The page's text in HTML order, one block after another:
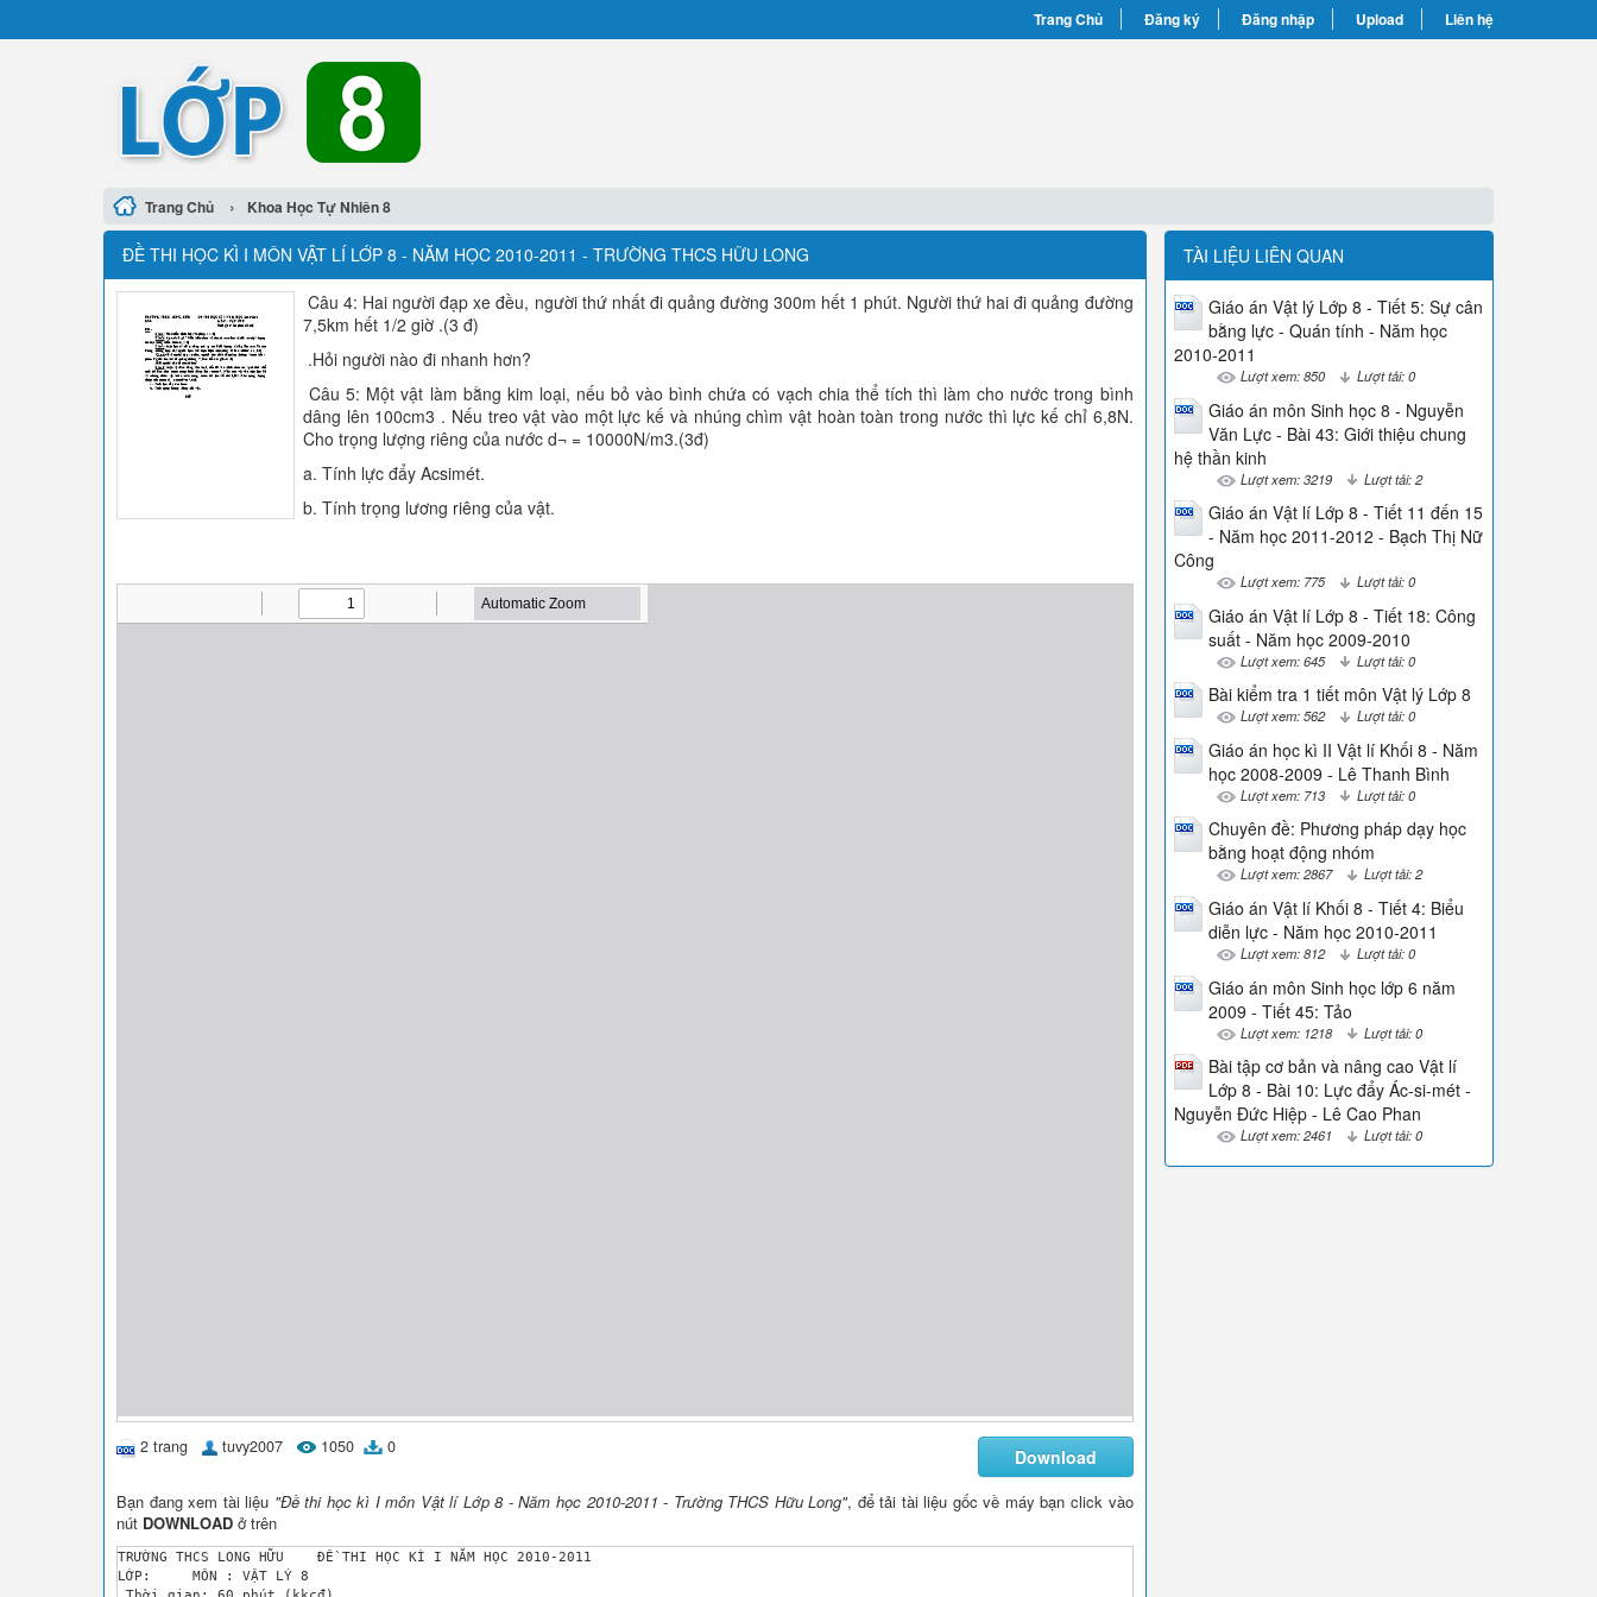
Trang Chủ Đăng ký Đăng nhập Upload Liên hệ
Trang Chủ › Khoa Học Tự Nhiên 8
ĐỀ THI HỌC KÌ I MÔN VẬT LÍ LỚP 8 - NĂM HỌC 2010-2011 - TRƯỜNG THCS HỮU LONG
Câu 4: Hai người đạp xe đều, người thứ nhất đi quảng đường 300m hết 1 phút. Người thứ hai đi quảng đường
7,5km hết 1/2 giờ .(3 đ)
.Hỏi người nào đi nhanh hơn?
Câu 5: Một vật làm bằng kim loại, nếu bỏ vào bình chứa có vạch chia thể tích thì làm cho nước trong bình
dâng lên 100cm3 . Nếu treo vật vào một lực kế và nhúng chìm vật hoàn toàn trong nước thì lực kế chỉ 6,8N.
Cho trọng lượng riêng của nước d¬ = 10000N/m3.(3đ)
a. Tính lực đẩy Acsimét.
b. Tính trọng lương riêng của vật.
2 trang tuvy2007 1050 0 Download
Bạn đang xem tài liệu "Đề thi học kì I môn Vật lí Lớp 8 - Năm học 2010-2011 - Trường THCS Hữu Long", để tải tài liệu gốc về máy bạn click vào
nút DOWNLOAD ở trên
TRƯỜNG THCS LONG HỮU 	ĐỀ THI HỌC KÌ I NĂM HỌC 2010-2011
LỚP:	 MÔN : VẬT LÝ 8
TÀI LIỆU LIÊN QUAN
Giáo án Vật lý Lớp 8 - Tiết 5: Sự cân
bằng lực - Quán tính - Năm học
2010-2011
Lượt xem: 850 Lượt tải: 0
Giáo án môn Sinh học 8 - Nguyễn
Văn Lực - Bài 43: Giới thiệu chung
hệ thần kinh
Lượt xem: 3219 Lượt tải: 2
Giáo án Vật lí Lớp 8 - Tiết 11 đến 15
- Năm học 2011-2012 - Bạch Thị Nữ
Công
Lượt xem: 775 Lượt tải: 0
Giáo án Vật lí Lớp 8 - Tiết 18: Công
suất - Năm học 2009-2010
Lượt xem: 645 Lượt tải: 0
Bài kiểm tra 1 tiết môn Vật lý Lớp 8
Lượt xem: 562 Lượt tải: 0
Giáo án học kì II Vật lí Khối 8 - Năm
học 2008-2009 - Lê Thanh Bình
Lượt xem: 713 Lượt tải: 0
Chuyên đề: Phương pháp dạy học
bằng hoạt động nhóm
Lượt xem: 2867 Lượt tải: 2
Giáo án Vật lí Khối 8 - Tiết 4: Biểu
diễn lực - Năm học 2010-2011
Lượt xem: 812 Lượt tải: 0
Giáo án môn Sinh học lớp 6 năm
2009 - Tiết 45: Tảo
Lượt xem: 1218 Lượt tải: 0
Bài tập cơ bản và nâng cao Vật lí
Lớp 8 - Bài 10: Lực đẩy Ác-si-mét -
Nguyễn Đức Hiệp - Lê Cao Phan
Lượt xem: 2461 Lượt tải: 0